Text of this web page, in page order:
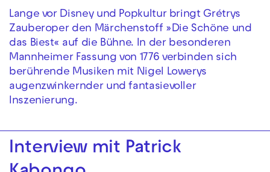
Lange vor Disney und Popkultur bringt Grétrys
Zauberoper den Märchenstoff »Die Schöne und
das Biest« auf die Bühne. In der besonderen
Mannheimer Fassung von 1776 verbinden sich
berührende Musiken mit Nigel Lowerys
augenzwinkernder und fantasievoller
Inszenierung.
Interview mit Patrick